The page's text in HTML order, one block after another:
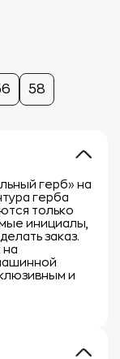
58
герб» на
герба
только
инициалы,
заказ.
на
и